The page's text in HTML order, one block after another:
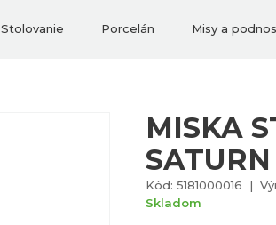
Stolovanie Porcelán Misy a
MISKA
SATURN
Kód: 5181000016 |
Skladom